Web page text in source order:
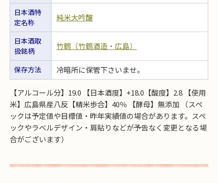
日本酒特
定名称
純米大吟醸
日本酒取
扱銘柄
竹鶴（竹鶴酒造・広島）
保存方法 冷暗所に保管下さいませ。
【アルコール分】19.0 【日本酒度】+18.0【酸度】2.8 【使用
米】広島県産八反【精米歩合】40％ 【酵母】無添加 （スペ
ックは予定値や目標値・昨年実績値の場合があります。スペ
ックやラベルデザイン・肩貼りなどが予告なく変更となる場
合がございます）